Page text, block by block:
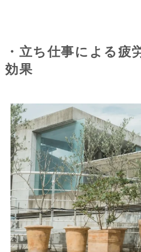
・立ち仕事による疲
効果